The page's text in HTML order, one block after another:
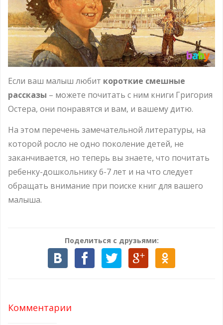
Если ваш малыш любит короткие смешные
рассказы – можете почитать с ним книги Григория
Остера, они понравятся и вам, и вашему дитю.
На этом перечень замечательной литературы, на
которой росло не одно поколение детей, не
заканчивается, но теперь вы знаете, что почитать
ребенку-дошкольнику 6-7 лет и на что следует
обращать внимание при поиске книг для вашего
малыша.
Поделиться с друзьями:
Комментарии